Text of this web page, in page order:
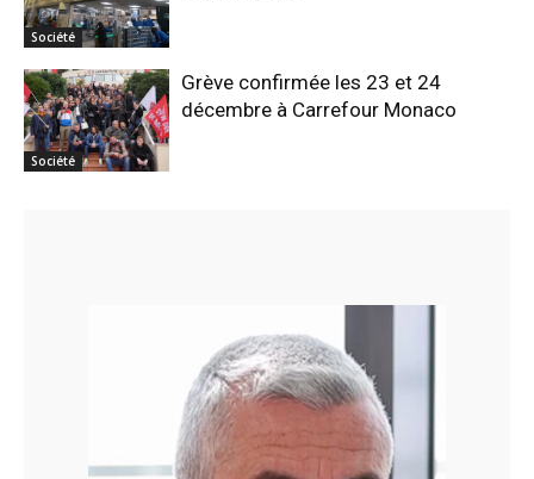
Société
Société
Grève confirmée les 23 et 24
décembre à Carrefour Monaco